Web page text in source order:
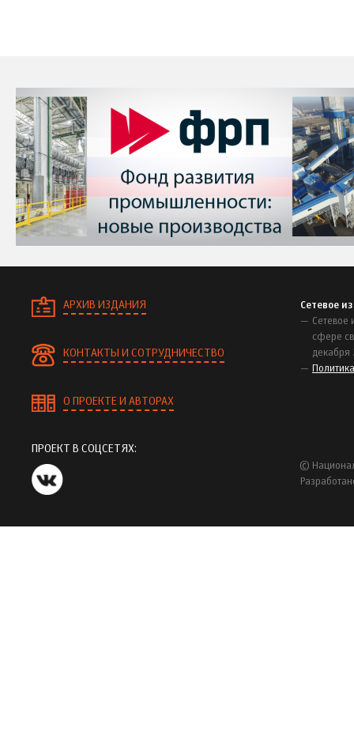
АРХИВ ИЗДАНИЯ
КОНТАКТЫ И СОТРУДНИЧЕСТВО
О ПРОЕКТЕ И АВТОРАХ
Сетевое
Сетевое
сфере
декабря
ПРОЕКТ В СОЦСЕТЯХ:
©